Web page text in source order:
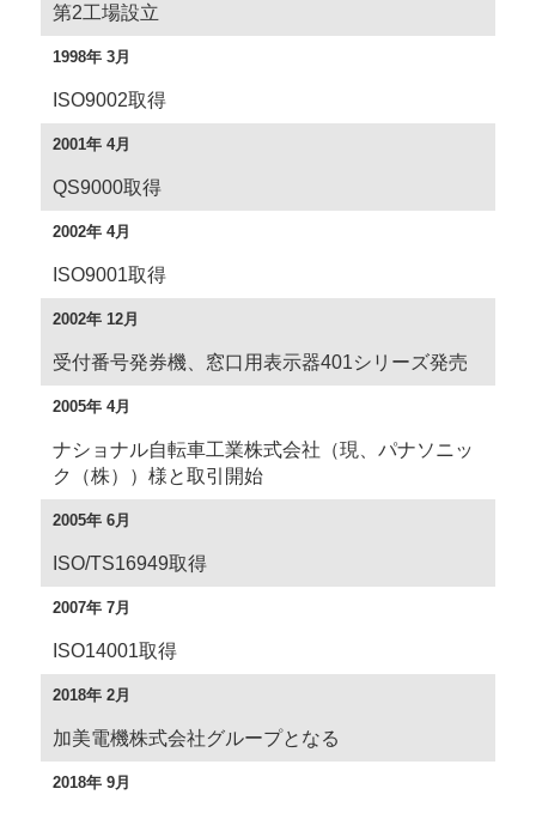
第2工場設立
1998年 3月
ISO9002取得
2001年 4月
QS9000取得
2002年 4月
ISO9001取得
2002年 12月
受付番号発券機、窓口用表示器401シリーズ発売
2005年 4月
ナショナル自転車工業株式会社（現、パナソニッ
ク（株））様と取引開始
2005年 6月
ISO/TS16949取得
2007年 7月
ISO14001取得
2018年 2月
加美電機株式会社グループとなる
2018年 9月